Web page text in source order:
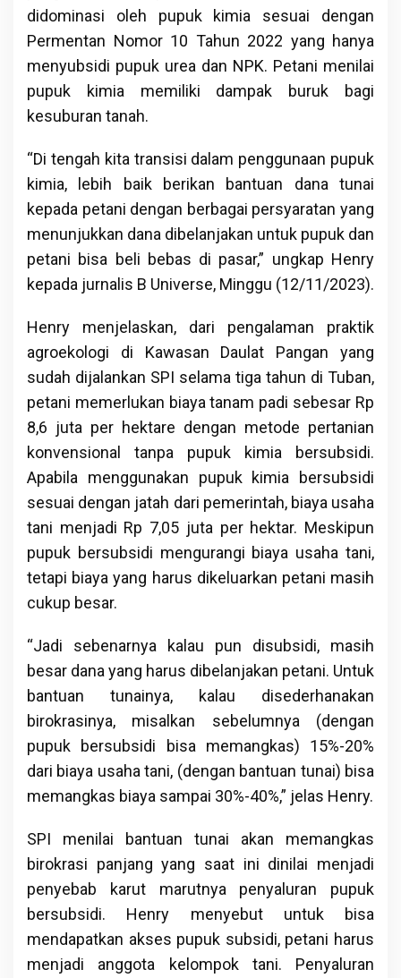
didominasi oleh pupuk kimia sesuai dengan
Permentan Nomor 10 Tahun 2022 yang hanya
menyubsidi pupuk urea dan NPK. Petani menilai
pupuk kimia memiliki dampak buruk bagi
kesuburan tanah.
“Di tengah kita transisi dalam penggunaan pupuk
kimia, lebih baik berikan bantuan dana tunai
kepada petani dengan berbagai persyaratan yang
menunjukkan dana dibelanjakan untuk pupuk dan
petani bisa beli bebas di pasar,” ungkap Henry
kepada jurnalis B Universe, Minggu (12/11/2023).
Henry menjelaskan, dari pengalaman praktik
agroekologi di Kawasan Daulat Pangan yang
sudah dijalankan SPI selama tiga tahun di Tuban,
petani memerlukan biaya tanam padi sebesar Rp
8,6 juta per hektare dengan metode pertanian
konvensional tanpa pupuk kimia bersubsidi.
Apabila menggunakan pupuk kimia bersubsidi
sesuai dengan jatah dari pemerintah, biaya usaha
tani menjadi Rp 7,05 juta per hektar. Meskipun
pupuk bersubsidi mengurangi biaya usaha tani,
tetapi biaya yang harus dikeluarkan petani masih
cukup besar.
“Jadi sebenarnya kalau pun disubsidi, masih
besar dana yang harus dibelanjakan petani. Untuk
bantuan tunainya, kalau disederhanakan
birokrasinya, misalkan sebelumnya (dengan
pupuk bersubsidi bisa memangkas) 15%-20%
dari biaya usaha tani, (dengan bantuan tunai) bisa
memangkas biaya sampai 30%-40%,” jelas Henry.
SPI menilai bantuan tunai akan memangkas
birokrasi panjang yang saat ini dinilai menjadi
penyebab karut marutnya penyaluran pupuk
bersubsidi. Henry menyebut untuk bisa
mendapatkan akses pupuk subsidi, petani harus
menjadi anggota kelompok tani. Penyaluran